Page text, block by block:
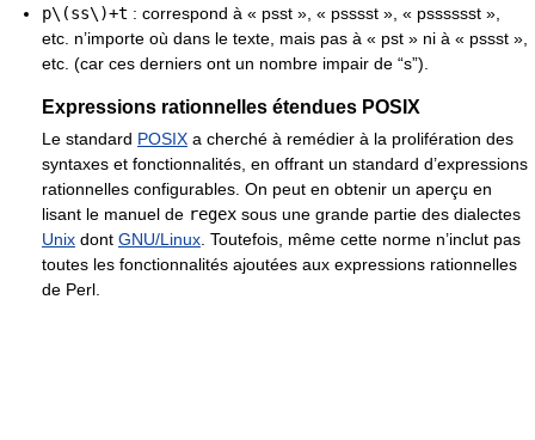
p\(ss\)+t : correspond à « psst », « psssst », « psssssst »,
etc. n’importe où dans le texte, mais pas à « pst » ni à « pssst »,
etc. (car ces derniers ont un nombre impair de “s”).
Expressions rationnelles étendues POSIX
Le standard POSIX a cherché à remédier à la prolifération des
syntaxes et fonctionnalités, en offrant un standard d’expressions
rationnelles configurables. On peut en obtenir un aperçu en
lisant le manuel de regex sous une grande partie des dialectes
Unix dont GNU/Linux. Toutefois, même cette norme n’inclut pas
toutes les fonctionnalités ajoutées aux expressions rationnelles
de Perl.